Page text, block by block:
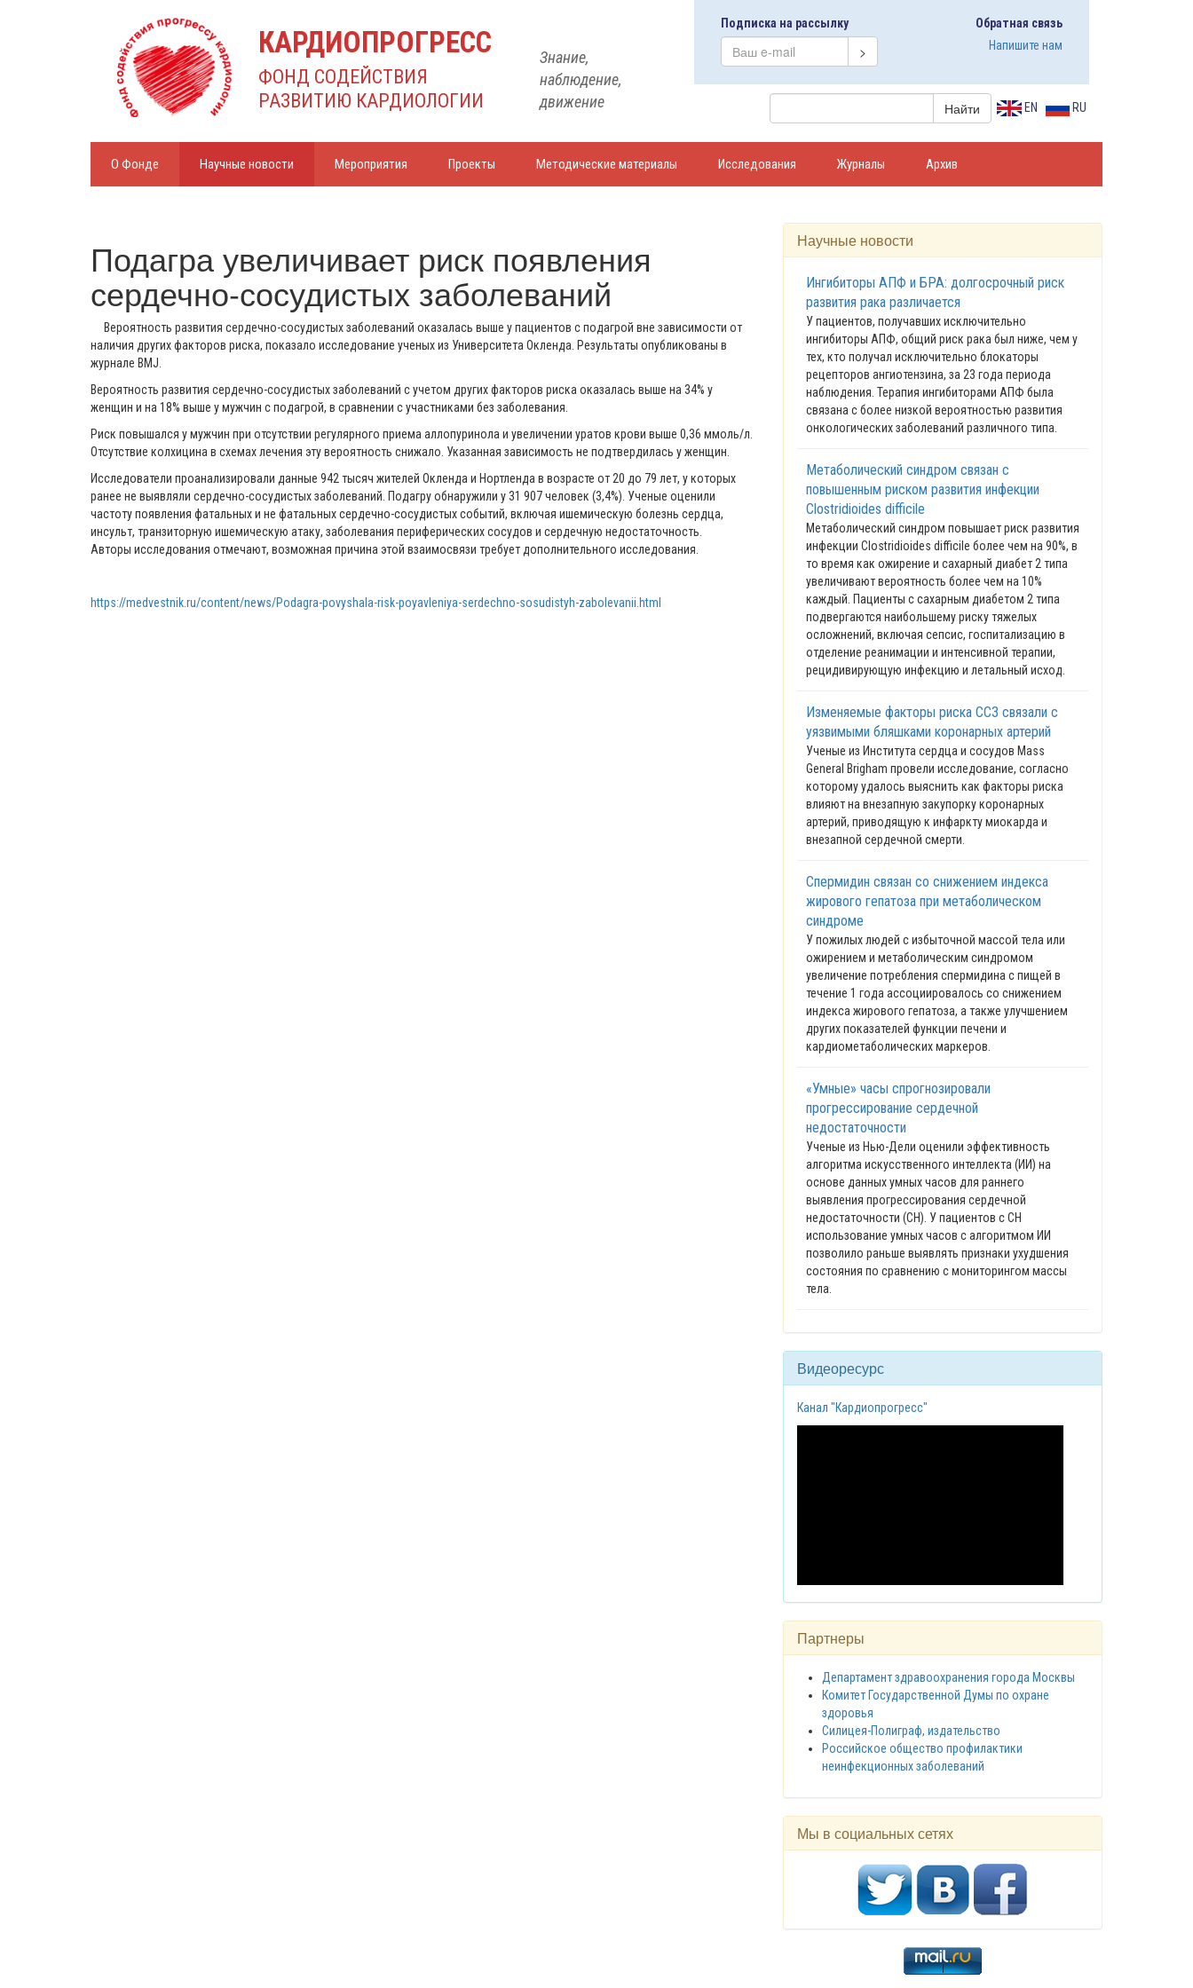
КАРДИОПРОГРЕСС
ФОНД СОДЕЙСТВИЯ
РАЗВИТИЮ КАРДИОЛОГИИ
Знание,
наблюдение,
движение
Подписка на рассылку
Обратная связь
Напишите нам
RU
EN
О Фонде Научные новости Мероприятия Проекты Методические материалы Исследования Журналы Архив
Подагра увеличивает риск появления
сердечно-сосудистых заболеваний
Вероятность развития сердечно-сосудистых заболеваний оказалась выше у пациентов с подагрой вне зависимости от
наличия других факторов риска, показало исследование ученых из Университета Окленда. Результаты опубликованы в
журнале BMJ.
Вероятность развития сердечно-сосудистых заболеваний с учетом других факторов риска оказалась выше на 34% у
женщин и на 18% выше у мужчин с подагрой, в сравнении с участниками без заболевания.
Риск повышался у мужчин при отсутствии регулярного приема аллопуринола и увеличении уратов крови выше 0,36 ммоль/л.
Отсутствие колхицина в схемах лечения эту вероятность снижало. Указанная зависимость не подтвердилась у женщин.
Исследователи проанализировали данные 942 тысяч жителей Окленда и Нортленда в возрасте от 20 до 79 лет, у которых
ранее не выявляли сердечно-сосудистых заболеваний. Подагру обнаружили у 31 907 человек (3,4%). Ученые оценили
частоту появления фатальных и не фатальных сердечно-сосудистых событий, включая ишемическую болезнь сердца,
инсульт, транзиторную ишемическую атаку, заболевания периферических сосудов и сердечную недостаточность.
Авторы исследования отмечают, возможная причина этой взаимосвязи требует дополнительного исследования.
https://medvestnik.ru/content/news/Podagra-povyshala-risk-poyavleniya-serdechno-sosudistyh-zabolevanii.html
Научные новости
Ингибиторы АПФ и БРА: долгосрочный риск
развития рака различается
У пациентов, получавших исключительно
ингибиторы АПФ, общий риск рака был ниже, чем у
тех, кто получал исключительно блокаторы
рецепторов ангиотензина, за 23 года периода
наблюдения. Терапия ингибиторами АПФ была
связана с более низкой вероятностью развития
онкологических заболеваний различного типа.
Метаболический синдром связан с
повышенным риском развития инфекции
Clostridioides difficile
Метаболический синдром повышает риск развития
инфекции Clostridioides difficile более чем на 90%, в
то время как ожирение и сахарный диабет 2 типа
увеличивают вероятность более чем на 10%
каждый. Пациенты с сахарным диабетом 2 типа
подвергаются наибольшему риску тяжелых
осложнений, включая сепсис, госпитализацию в
отделение реанимации и интенсивной терапии,
рецидивирующую инфекцию и летальный исход.
Изменяемые факторы риска ССЗ связали с
уязвимыми бляшками коронарных артерий
Ученые из Института сердца и сосудов Mass
General Brigham провели исследование, согласно
которому удалось выяснить как факторы риска
влияют на внезапную закупорку коронарных
артерий, приводящую к инфаркту миокарда и
внезапной сердечной смерти.
Спермидин связан со снижением индекса
жирового гепатоза при метаболическом
синдроме
У пожилых людей с избыточной массой тела или
ожирением и метаболическим синдромом
увеличение потребления спермидина с пищей в
течение 1 года ассоциировалось со снижением
индекса жирового гепатоза, а также улучшением
других показателей функции печени и
кардиометаболических маркеров.
«Умные» часы спрогнозировали
прогрессирование сердечной
недостаточности
Ученые из Нью-Дели оценили эффективность
алгоритма искусственного интеллекта (ИИ) на
основе данных умных часов для раннего
выявления прогрессирования сердечной
недостаточности (СН). У пациентов с СН
использование умных часов с алгоритмом ИИ
позволило раньше выявлять признаки ухудшения
состояния по сравнению с мониторингом массы
тела.
Видеоресурс
Канал "Кардиопрогресс"
Партнеры
Департамент здравоохранения города Москвы
Комитет Государственной Думы по охране
здоровья
Силицея-Полиграф, издательство
Российское общество профилактики
неинфекционных заболеваний
Мы в социальных сетях